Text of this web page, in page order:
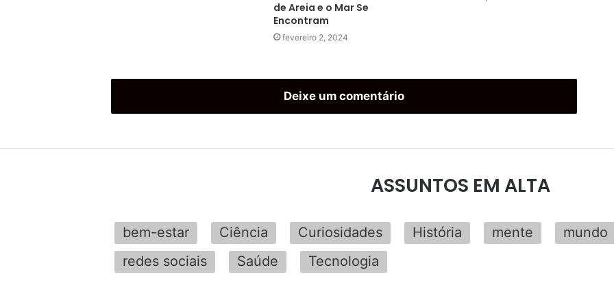
de Areia e o Mar Se
Encontram
fevereiro 2, 2024
Deixe um comentário
ASSUNTOS EM ALTA
bem-estar Ciência Curiosidades História mente mundo
redes sociais
Saúde Tecnologia